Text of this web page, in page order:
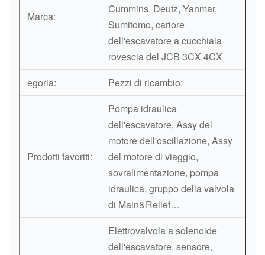
Marca:
Cummins, Deutz, Yanmar,
Sumitomo, cariore
dell'escavatore a cucchiaia
rovescia del JCB 3CX 4CX
egoria:
Pezzi di ricambio:
Prodotti favoriti:
Pompa idraulica
dell'escavatore, Assy del
motore dell'oscillazione, Assy
del motore di viaggio,
sovralimentazione, pompa
idraulica, gruppo della valvola
di Main&Relief…
Elettrovalvola a solenoide
dell'escavatore, sensore,